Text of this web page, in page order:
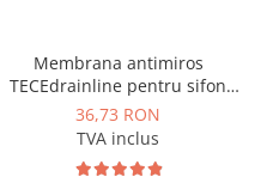
Membrana antimiros
TECEdrainline pentru sifon
"extra-plat", H 24 mm
36,73 RON
TVA inclus